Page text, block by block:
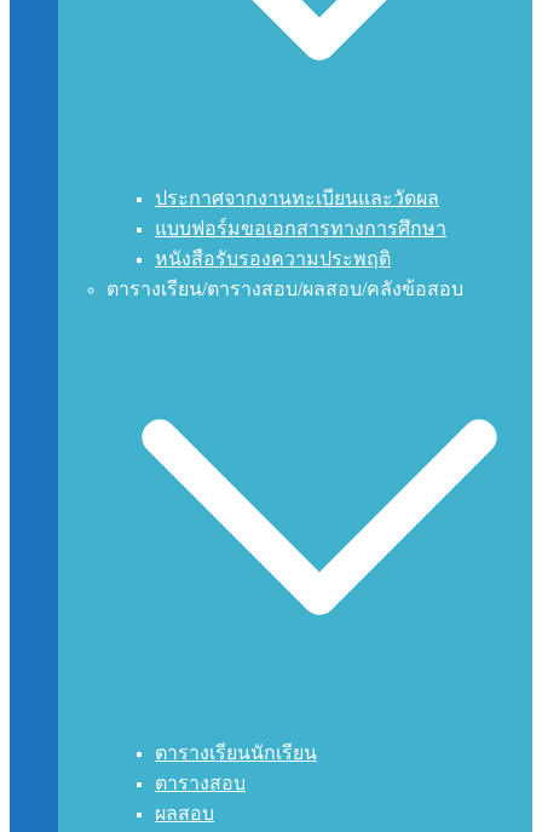
ประกาศจากงานทะเบียนและวัดผล
แบบฟอร์มขอเอกสารทางการศึกษา
หนังสือรับรองความประพฤติ
ตารางเรียน/ตารางสอบ/ผลสอบ/คลังข้อสอบ
ตารางเรียนนักเรียน
ตารางสอบ
ผลสอบ